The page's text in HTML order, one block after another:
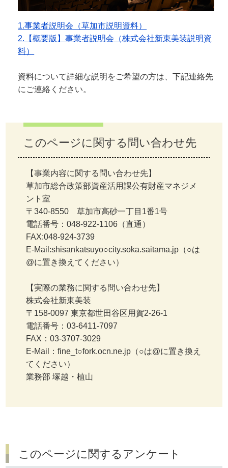
1.事業者説明会（草加市説明資料）
2.【概要版】事業者説明会（株式会社新東美装説明資
料）
資料について詳細な説明をご希望の方は、下記連絡先
にご連絡ください。
このページに関する問い合わせ先
【事業内容に関する問い合わせ先】
草加市総合政策部資産活用課公有財産マネジメ
ント室
〒340-8550 草加市高砂一丁目1番1号
電話番号：048-922-1106（直通）
FAX:048-924-3739
E-Mail:shisankatsuyo○city.soka.saitama.jp（○は
@に置き換えてください）
【実際の業務に関する問い合わせ先】
株式会社新東美装
〒158-0097 東京都世田谷区用賀2-26-1
電話番号：03-6411-7097
FAX：03-3707-3029
E-Mail：fine_t○fork.ocn.ne.jp（○は@に置き換え
てください）
業務部 塚越・植山
このページに関するアンケート